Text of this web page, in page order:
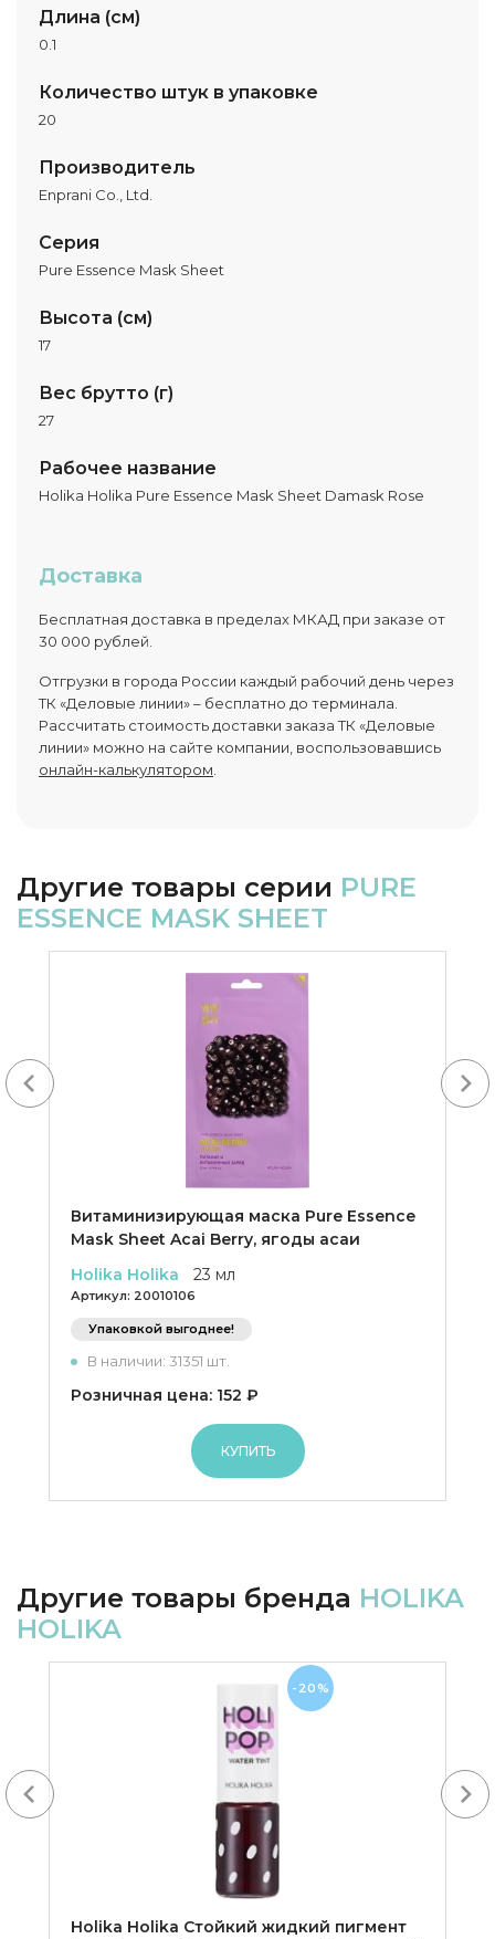
Длина (см)
0.1
Количество штук в упаковке
20
Производитель
Enprani Co., Ltd.
Серия
Pure Essence Mask Sheet
Высота (см)
17
Вес брутто (г)
27
Рабочее название
Holika Holika Pure Essence Mask Sheet Damask Rose
Доставка
Бесплатная доставка в пределах МКАД при заказе от
30 000 рублей.
Отгрузки в города России каждый рабочий день через
ТК «Деловые линии» – бесплатно до терминала.
Рассчитать стоимость доставки заказа ТК «Деловые
линии» можно на сайте компании, воспользовавшись
онлайн-калькулятором
Другие товары серии PURE
ESSENCE MASK SHEET
Витаминизирующая маска Pure Essence
Mask Sheet Acai Berry, ягоды асаи
Holika Holika
23 мл
Артикул: 20010106
Упаковкой выгоднее!
В наличии: 31351 шт.
Розничная цена: 152 ₽
КУПИТЬ
Другие товары бренда HOLIKA
HOLIKA
Holika Holika Cтойкий жидкий пигмент
-20%